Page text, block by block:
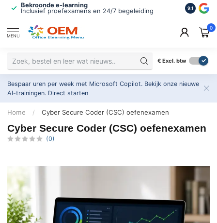
Bekroonde e-learning
Inclusief proefexamens en 24/7 begeleiding
ISO
2.500+
9.1
MENU
0
€ Excl. btw
Bespaar uren per week met Microsoft Copilot. Bekijk onze nieuwe
AI-trainingen. Direct starten
Home / Cyber Secure Coder (CSC) oefenexamen
Cyber Secure Coder (CSC) oefenexamen
(0)